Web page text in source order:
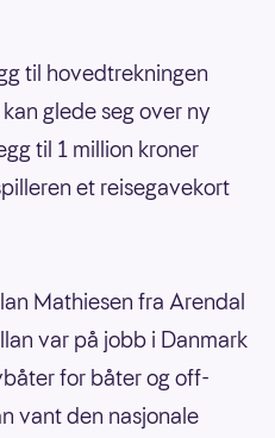
til hovedtrekningen
glede seg over ny
til 1 million kroner
et reisegavekort
Mathiesen fra Arendal
var på jobb i Danmark
for båter og off-
vant den nasjonale